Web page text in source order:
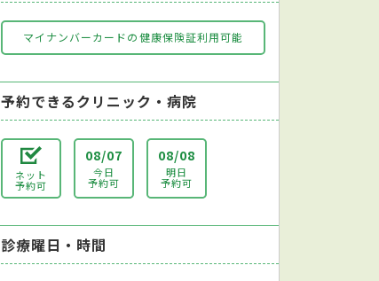
マイナンバーカードの健康保険証利用可能
予約できるクリニック・病院
ネット
予約可
08/07
今日
予約可
08/08
明日
予約可
診療曜日・時間